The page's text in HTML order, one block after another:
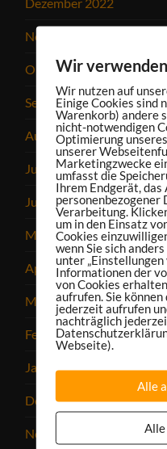
November 2022
Oktober 2022
September 2022
August 2022
Juli 2022
Juni 2022
Mai 2022
April 2022
März 2022
Februar 2022
Januar 2022
Dezember 2021
November 2021
Wir
Wir nutzen auf
Einige Cookies sind
Warenkorb) andere
nicht-notwendigen
Optimierung
unserer
Marketingzwecke
umfasst die
Ihrem Endgerät, das
personenbezogener
Verarbeitung.
um in den Einsatz
Cookies
wenn Sie sich
unter
Informationen der
von Cookies
aufrufen. Sie
jederzeit aufrufen
nachträglich
Webseite).
Alle